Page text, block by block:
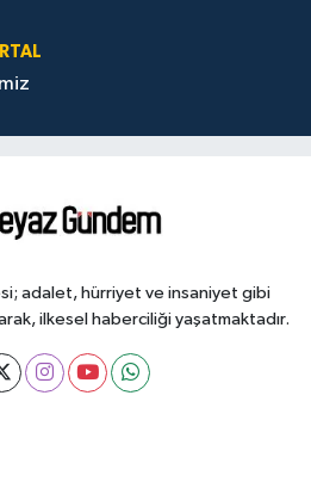
adalet, hürriyet ve insaniyet gibi
ilkesel haberciliği yaşatmaktadır.